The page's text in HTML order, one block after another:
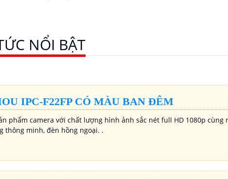
NỔI BẬT
IPC-F22FP CÓ MÀU BAN ĐÊM
phẩm camera với chất lượng hình ảnh sắc nét full HD 1080p cùng
thông minh, đèn hồng ngoại. .